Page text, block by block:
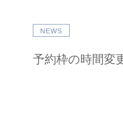
NEWS
予約枠の時間変